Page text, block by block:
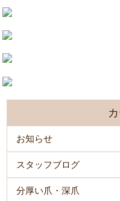
お知らせ
スタッフブログ
分厚い爪・深爪